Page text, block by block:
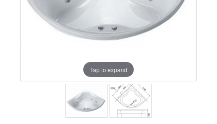
Tap to expand
Tap to expand